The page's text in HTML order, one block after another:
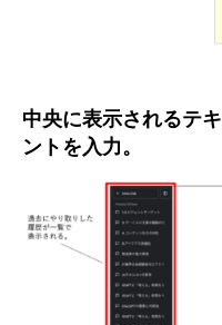
中央に表示されるテ
ントを入力。